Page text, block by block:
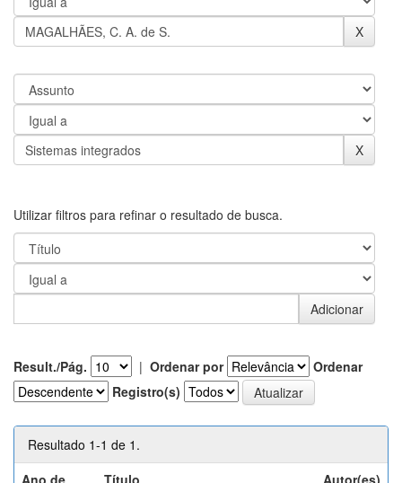
Utilizar filtros para refinar o resultado de busca.
Result./Pág. | Ordenar por
Ordenar
Registro(s)
Resultado 1-1 de 1.
Ano de
Título Autor(es)